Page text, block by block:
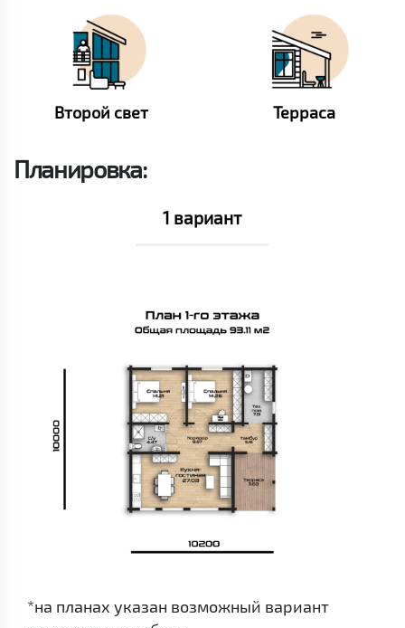
Второй свет Терраса
Планировка:
1 вариант
*на планах указан возможный вариант